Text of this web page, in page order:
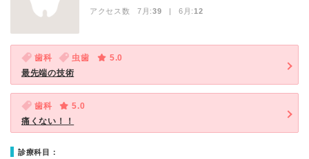
アクセス数 7月:39 | 6月:12
歯科 虫歯
5.0
最先端の技術
歯科
5.0
痛くない！！
診療科目：